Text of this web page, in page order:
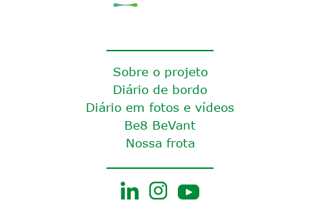
Sobre o projeto
Diário de bordo
Diário em fotos e vídeos
Be8 BeVant
Nossa frota